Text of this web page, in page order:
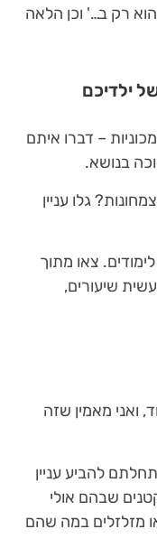
רק ב…' וכן הלאה
– דברו איתם
בנושא.
גלו עניין
צאו מתוך
שיעורים,
ואני מאמין שזה
להביע עניין
שבהם אולי
מזלזלים במה שהם